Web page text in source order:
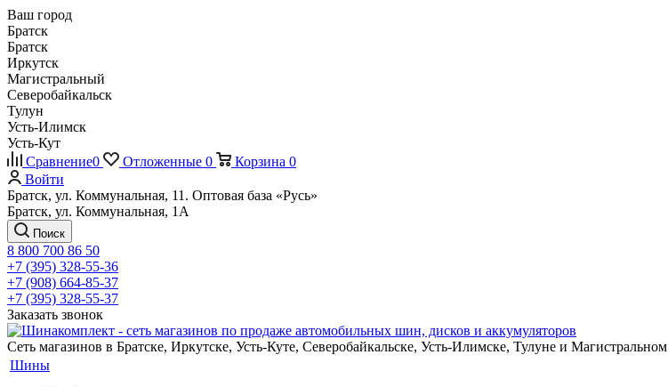
Ваш город
Братск
Братск
Иркутск
Магистральный
Северобайкальск
Тулун
Усть-Илимск
Усть-Кут
Сравнение0 Отложенные 0 Корзина 0
Войти
Братск, ул. Коммунальная, 11. Оптовая база «Русь»
Братск, ул. Коммунальная, 1А
Поиск
8 800 700 86 50
+7 (395) 328-55-36
+7 (908) 664-85-37
+7 (395) 328-55-37
Заказать звонок
Сеть магазинов в Братске, Иркутске, Усть-Куте, Северобайкальске, Усть-Илимске, Тулуне и Магистральном
Шины